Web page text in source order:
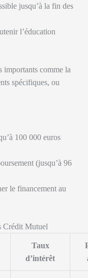
jusqu’à la fin des
l’éducation
importants comme la
spécifiques, ou
100 000 euros
(jusqu’à 96
le financement au
Crédit Mutuel
Taux
d’intérêt